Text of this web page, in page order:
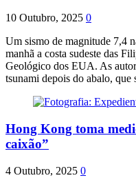
10 Outubro, 2025 0
Um sismo de magnitude 7,4
manhã a costa sudeste das
Geológico dos EUA. As
tsunami depois do abalo, que
Hong Kong toma
caixão”
4 Outubro, 2025 0